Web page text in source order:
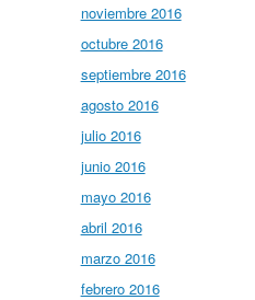
noviembre 2016
octubre 2016
septiembre 2016
agosto 2016
julio 2016
junio 2016
mayo 2016
abril 2016
marzo 2016
febrero 2016